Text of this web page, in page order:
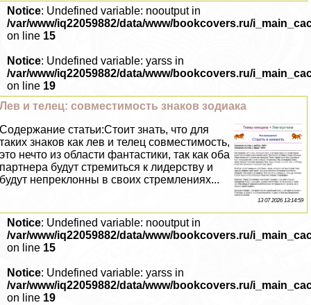
Notice: Undefined variable: nooutput in
/var/www/iq22059882/data/www/bookcovers.ru/
on line 15
Notice: Undefined variable: yarss in
/var/www/iq22059882/data/www/bookcovers.ru/
on line 19
Лев и телец: совместимость знаков зодиака
Содержание статьи:Стоит знать, что для
таких знаков как лев и телец совместимость,
это нечто из области фантастики, так как оба
партнера будут стремиться к лидерству и
будут непреклонны в своих стремлениях...
13 07 2026 13:14:59
Notice: Undefined variable: nooutput in
/var/www/iq22059882/data/www/bookcovers.ru/
on line 15
Notice: Undefined variable: yarss in
/var/www/iq22059882/data/www/bookcovers.ru/
on line 19